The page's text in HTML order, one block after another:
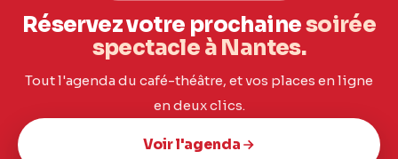
Réservez votre prochainesoirée
spectacle à Nantes.
Tout l'agenda du café-théâtre, et vos places en ligne
en deux clics.
Voir l'agenda